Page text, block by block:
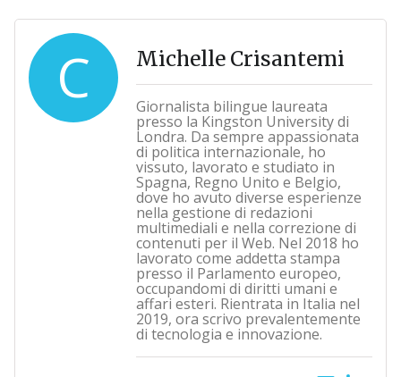
C Michelle Crisantemi
Giornalista bilingue laureata
presso la Kingston University di
Londra. Da sempre appassionata
di politica internazionale, ho
vissuto, lavorato e studiato in
Spagna, Regno Unito e Belgio,
dove ho avuto diverse esperienze
nella gestione di redazioni
multimediali e nella correzione di
contenuti per il Web. Nel 2018 ho
lavorato come addetta stampa
presso il Parlamento europeo,
occupandomi di diritti umani e
affari esteri. Rientrata in Italia nel
2019, ora scrivo prevalentemente
di tecnologia e innovazione.